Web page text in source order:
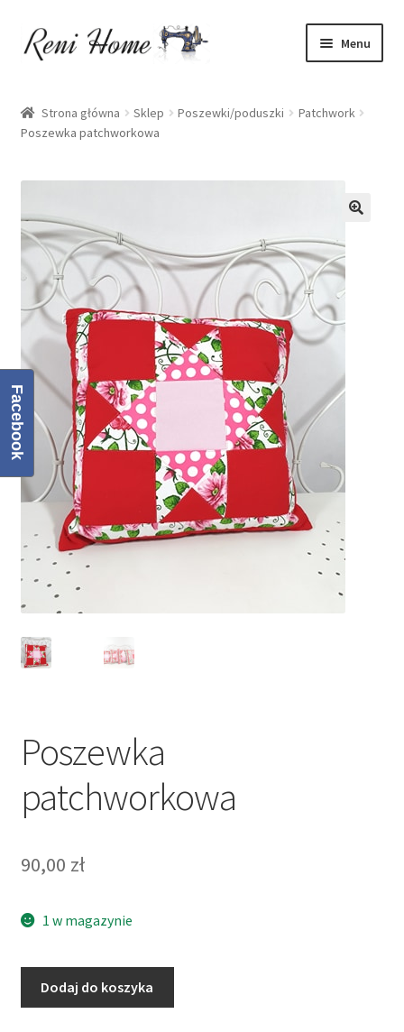
Przejdź
do
Przejdź
do
Menu
Kontakt
Koszyk
Moje konto
O mnie
Oferta
Polityka prywatności
Regulamin
Sklep
Zamówienie
Strona główna Sklep Poszewki/poduszki
Patchwork
Poszewka patchworkowa
Poszewka
patchworkowa
90,00 zł
1 w magazynie
Dodaj do koszyka
Facebook